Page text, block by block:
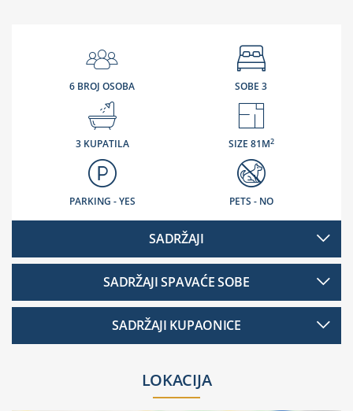
6 BROJ OSOBA SOBE 3
3 KUPATILA SIZE 81M2
PARKING - YES PETS - NO
SADRŽAJI
SADRŽAJI SPAVAĆE SOBE
SADRŽAJI KUPAONICE
LOKACIJA